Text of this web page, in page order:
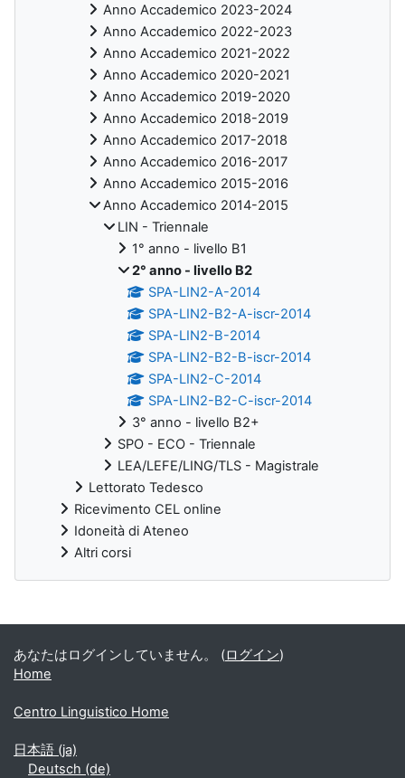
Anno Accademico 2023-2024
Anno Accademico 2022-2023
Anno Accademico 2021-2022
Anno Accademico 2020-2021
Anno Accademico 2019-2020
Anno Accademico 2018-2019
Anno Accademico 2017-2018
Anno Accademico 2016-2017
Anno Accademico 2015-2016
Anno Accademico 2014-2015
LIN - Triennale
1° anno - livello B1
2° anno - livello B2
SPA-LIN2-A-2014
SPA-LIN2-B2-A-iscr-2014
SPA-LIN2-B-2014
SPA-LIN2-B2-B-iscr-2014
SPA-LIN2-C-2014
SPA-LIN2-B2-C-iscr-2014
3° anno - livello B2+
SPO - ECO - Triennale
LEA/LEFE/LING/TLS - Magistrale
Lettorato Tedesco
Ricevimento CEL online
Idoneità di Ateneo
Altri corsi
補助ブロック
あなたはログインしていません。 (ログイン)
Home
Centro Linguistico Home
日本語 ‎(ja)‎
Deutsch ‎(de)‎